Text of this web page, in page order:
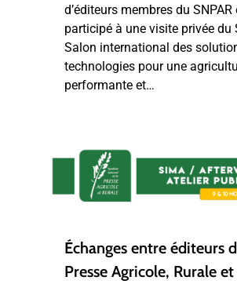
d’éditeurs membres du SNPAR
participé à une visite privée du
Salon international des
technologies pour une
performante et…
Échanges entre éditeurs
Presse Agricole, Rurale et